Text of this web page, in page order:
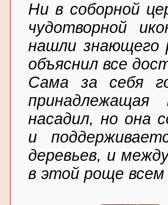
Ни в соборной
чудотворной
нашли знающего
объяснил все
Сама за себя
насадил, но она
и
деревьев, и
в этой роще всем